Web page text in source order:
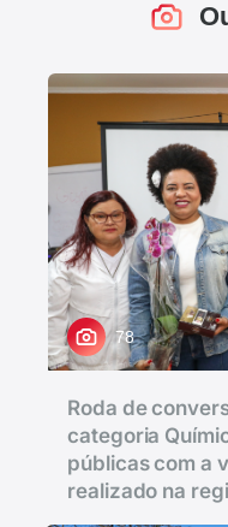
78
Roda de
categoria
públicas com a
realizado na